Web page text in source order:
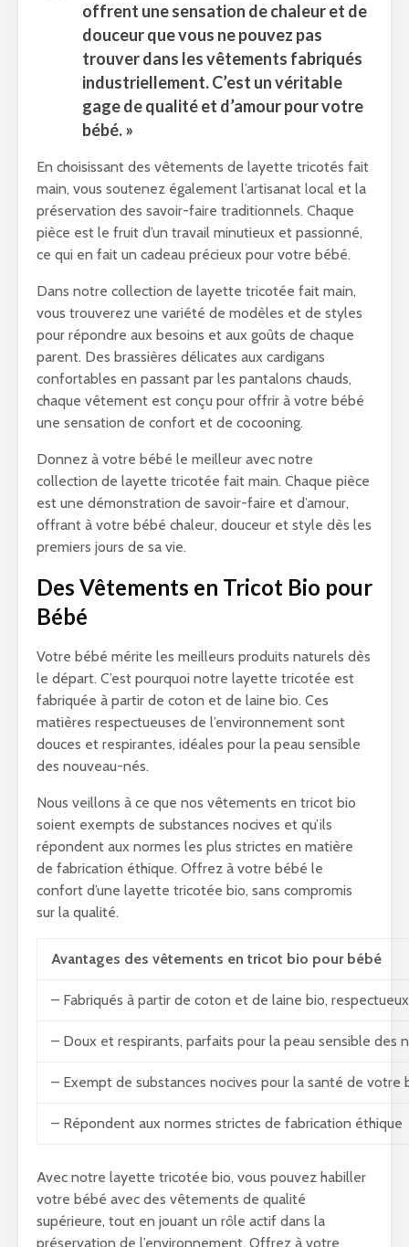
offrent une sensation de chaleur et de
douceur que vous ne pouvez pas
trouver dans les vêtements fabriqués
industriellement. C’est un véritable
gage de qualité et d’amour pour votre
bébé. »
En choisissant des vêtements de layette tricotés fait
main, vous soutenez également l’artisanat local et la
préservation des savoir-faire traditionnels. Chaque
pièce est le fruit d’un travail minutieux et passionné,
ce qui en fait un cadeau précieux pour votre bébé.
Dans notre collection de layette tricotée fait main,
vous trouverez une variété de modèles et de styles
pour répondre aux besoins et aux goûts de chaque
parent. Des brassières délicates aux cardigans
confortables en passant par les pantalons chauds,
chaque vêtement est conçu pour offrir à votre bébé
une sensation de confort et de cocooning.
Donnez à votre bébé le meilleur avec notre
collection de layette tricotée fait main. Chaque pièce
est une démonstration de savoir-faire et d’amour,
offrant à votre bébé chaleur, douceur et style dès les
premiers jours de sa vie.
Des Vêtements en Tricot Bio pour
Bébé
Votre bébé mérite les meilleurs produits naturels dès
le départ. C’est pourquoi notre layette tricotée est
fabriquée à partir de coton et de laine bio. Ces
matières respectueuses de l’environnement sont
douces et respirantes, idéales pour la peau sensible
des nouveau-nés.
Nous veillons à ce que nos vêtements en tricot bio
soient exempts de substances nocives et qu’ils
répondent aux normes les plus strictes en matière
de fabrication éthique. Offrez à votre bébé le
confort d’une layette tricotée bio, sans compromis
sur la qualité.
Avantages des vêtements en tricot bio pour bébé
– Fabriqués à partir de coton et de laine bio,
– Doux et respirants, parfaits pour la peau sensible des
– Exempt de substances nocives pour la santé de votre
– Répondent aux normes strictes de fabrication éthique
Avec notre layette tricotée bio, vous pouvez habiller
votre bébé avec des vêtements de qualité
supérieure, tout en jouant un rôle actif dans la
préservation de l’environnement. Offrez à votre